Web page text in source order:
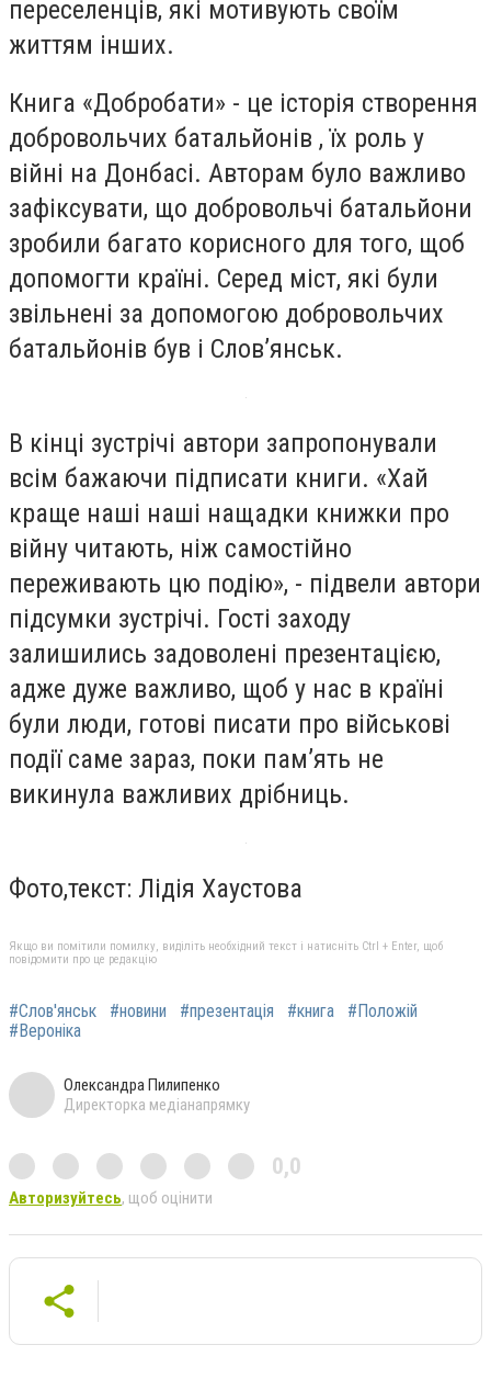
переселенців, які мотивують своїм
життям інших.
Книга «Добробати» - це історія створення
добровольчих батальйонів , їх роль у
війні на Донбасі. Авторам було важливо
зафіксувати, що добровольчі батальйони
зробили багато корисного для того, щоб
допомогти країні. Серед міст, які були
звільнені за допомогою добровольчих
батальйонів був і Слов’янськ.
В кінці зустрічі автори запропонували
всім бажаючи підписати книги. «Хай
краще наші наші нащадки книжки про
війну читають, ніж самостійно
переживають цю подію», - підвели автори
підсумки зустрічі. Гості заходу
залишились задоволені презентацією,
адже дуже важливо, щоб у нас в країні
були люди, готові писати про військові
події саме зараз, поки пам’ять не
викинула важливих дрібниць.
Фото,текст: Лідія Хаустова
Якщо ви помітили помилку, виділіть необхідний текст і натисніть Ctrl + Enter, щоб
повідомити про це редакцію
#Слов'янськ #новини #презентація #книга
#Положій
#Вероніка
Олександра Пилипенко
Директорка медіанапрямку
0,0
Авторизуйтесь, щоб оцінити